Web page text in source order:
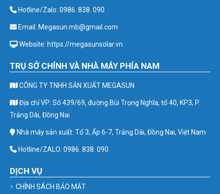
Hotline/Zalo: 0986. 838. 090
Email: Megasun.mb@gmail.com
Website: https://megasunsolar.vn
TRỤ SỞ CHÍNH VÀ NHÀ MÁY PHÍA NAM
CÔNG TY TNHH SẢN XUẤT MEGASUN
Địa chỉ VP: Số 439/69, đường Bùi Trọng Nghĩa, tổ 40, KP3, P.
Trảng Dài, Đồng Nai
Nhà máy sản xuất: Tổ 3, Ấp 6-7, Trảng Dài, Đồng Nai, Việt Nam
Hotline/ZALO: 0986. 838. 090
DỊCH VỤ
CHÍNH SÁCH BẢO MẬT